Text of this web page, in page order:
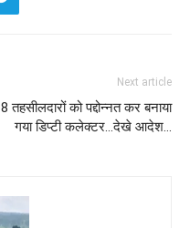
Next article
8 तहसीलदारों को पद्दोन्नत कर बनाया
गया डिप्टी कलेक्टर…देखे आदेश…